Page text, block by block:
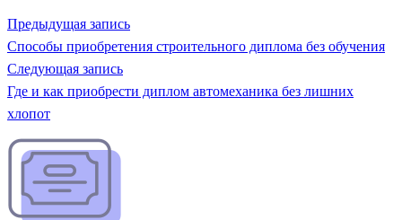
Предыдущая запись
Способы приобретения строительного диплома без обучения
Следующая запись
Где и как приобрести диплом автомеханика без лишних
хлопот